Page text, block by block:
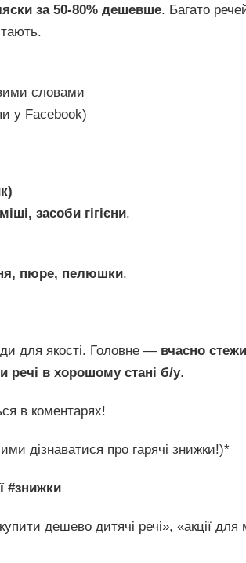
за 50-80% дешевше. Багато
словами
у Facebook)
засоби гігієни.
пюре, пелюшки.
для якості. Головне — вчасно
речі в хорошому стані б/у.
в коментарях!
дізнаватися про гарячі знижки!)*
#знижки
дешево дитячі речі», «акції